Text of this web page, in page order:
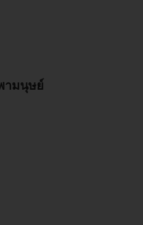
ามนุษย์